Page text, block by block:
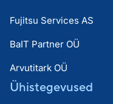
Fujitsu Services AS
BaIT Partner OÜ
Arvutitark OÜ
Ühistegevused